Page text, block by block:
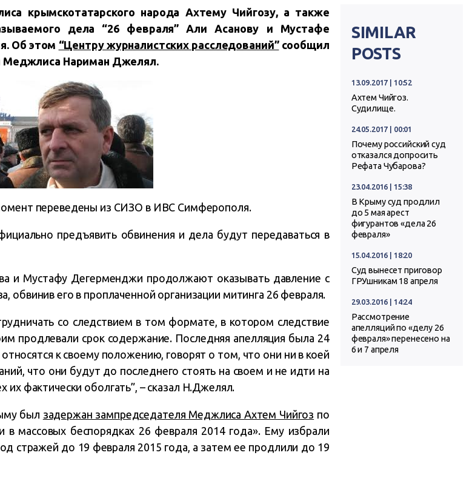
крымскотатарского народа Ахтему Чийгозу, а также
дела “26 февраля” Али Асанову и Мустафе
Об этом “Центру журналистских расследований”сообщил
Меджлиса Нариман Джелял.
переведены из СИЗО в ИВС Симферополя.
предъявить обвинения и дела будут передаваться в
и Мустафу Дегерменджи продолжают оказывать давление с
обвинив его в проплаченной организации митинга 26 февраля.
со следствием в том формате, в котором следствие
продлевали срок содержание. Последняя апелляция была 24
относятся к своему положению, говорят о том, что они ни в коей
что они будут до последнего стоять на своем и не идти на
их фактически оболгать”, – сказал Н.Джелял.
был задержан зампредседателя Меджлиса Ахтем Чийгоз по
в массовых беспорядках 26 февраля 2014 года». Ему избрали
стражей до 19 февраля 2015 года, а затем ее продлили до 19
SIMILAR
POSTS
13.09.2017 | 10:52
Ахтем Чийгоз.
Судилище.
24.05.2017 | 00:01
Почему российский суд
отказался допросить
Рефата Чубарова?
23.04.2016 | 15:38
В Крыму суд продлил
до 5 мая арест
фигурантов «дела 26
февраля»
15.04.2016 | 18:20
Суд вынесет приговор
ГРУшникам 18 апреля
29.03.2016 | 14:24
Рассмотрение
апелляций по «делу 26
февраля» перенесено на
6 и 7 апреля